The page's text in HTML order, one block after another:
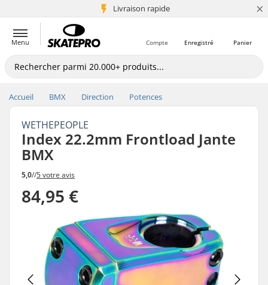
Livraison rapide
+5 mio de clients ×
Menu Panier
Enregistré
Compte
Accueil BMX Direction Potences
WETHEPEOPLE
Index 22.2mm Frontload Jante
BMX
5,0//5 votre avis
84,95 €